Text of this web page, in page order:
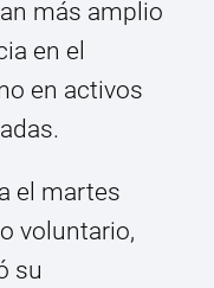
más amplio
en el
en activos
el martes
voluntario,
su